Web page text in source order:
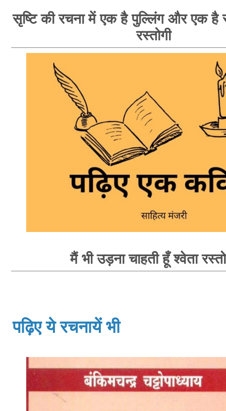
सृष्टि की रचना में एक है पुल्लिंग और एक है
रस्तोगी
मैं भी उड़ना चाहती हूँ श्वेता
पढ़िए ये रचनायें भी